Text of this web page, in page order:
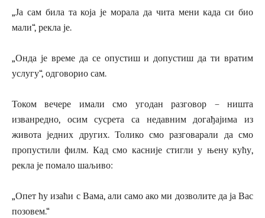
„Ја сам била та која је морала да чита мени када си био
мали“, рекла је.
„Онда је време да се опустиш и допустиш да ти вратим
услугу“, одговорио сам.
Током вечере имали смо угодан разговор – ништа
изванредно, осим сусрета са недавним догађајима из
живота једних других. Толико смо разговарали да смо
пропустили филм. Кад смо касније стигли у њену кућу,
рекла је помало шаљиво:
„Опет ћу изаћи с Вама, али само ако ми дозволите да ја Вас
позовем.“